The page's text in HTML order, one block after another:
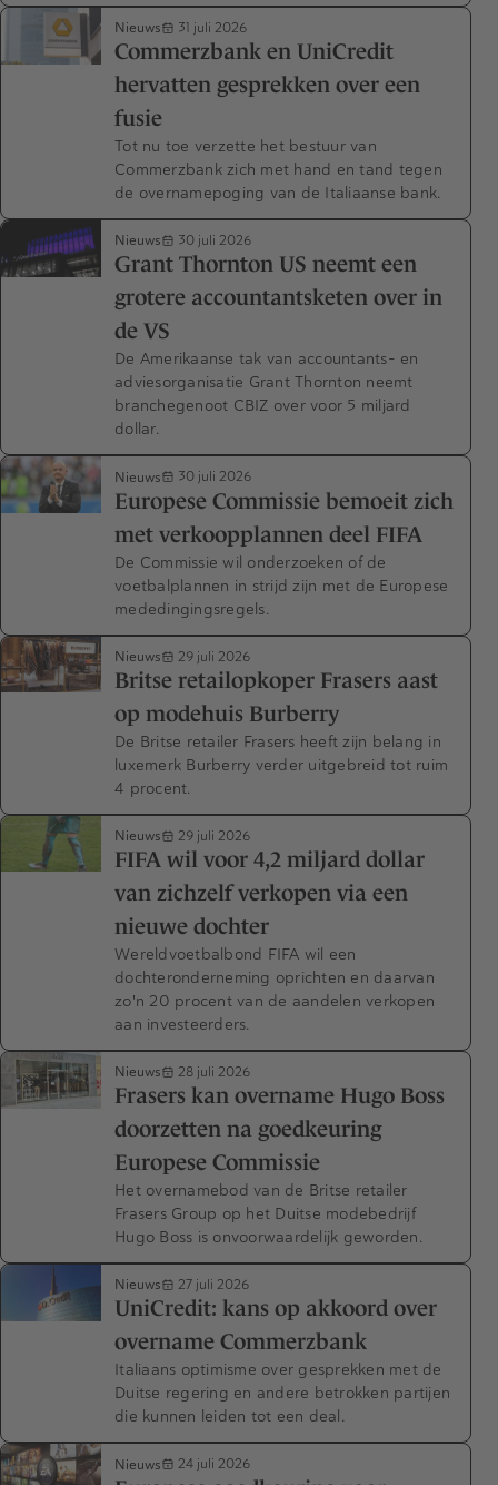
Nieuws 31 juli 2026
Commerzbank en UniCredit
hervatten gesprekken over een
fusie
Tot nu toe verzette het bestuur van
Commerzbank zich met hand en tand tegen
de overnamepoging van de Italiaanse bank.
Nieuws 30 juli 2026
Grant Thornton US neemt een
grotere accountantsketen over in
de VS
De Amerikaanse tak van accountants- en
adviesorganisatie Grant Thornton neemt
branchegenoot CBIZ over voor 5 miljard
dollar.
Nieuws 30 juli 2026
Europese Commissie bemoeit zich
met verkoopplannen deel FIFA
De Commissie wil onderzoeken of de
voetbalplannen in strijd zijn met de Europese
mededingingsregels.
Nieuws 29 juli 2026
Britse retailopkoper Frasers aast
op modehuis Burberry
De Britse retailer Frasers heeft zijn belang in
luxemerk Burberry verder uitgebreid tot ruim
4 procent.
Nieuws 29 juli 2026
FIFA wil voor 4,2 miljard dollar
van zichzelf verkopen via een
nieuwe dochter
Wereldvoetbalbond FIFA wil een
dochteronderneming oprichten en daarvan
zo'n 20 procent van de aandelen verkopen
aan investeerders.
Nieuws 28 juli 2026
Frasers kan overname Hugo Boss
doorzetten na goedkeuring
Europese Commissie
Het overnamebod van de Britse retailer
Frasers Group op het Duitse modebedrijf
Hugo Boss is onvoorwaardelijk geworden.
Nieuws 27 juli 2026
UniCredit: kans op akkoord over
overname Commerzbank
Italiaans optimisme over gesprekken met de
Duitse regering en andere betrokken partijen
die kunnen leiden tot een deal.
Nieuws 24 juli 2026